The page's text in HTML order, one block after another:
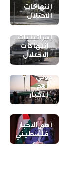
انتهاكات
الاحتلال
إسرائيليات
انتهاكات
الاحتلال
دولي
أهم
الاخبار
أهم الاخبار
فلسطيني